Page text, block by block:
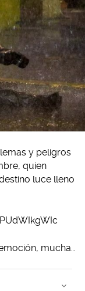
y peligros
quien
luce lleno
mucha…